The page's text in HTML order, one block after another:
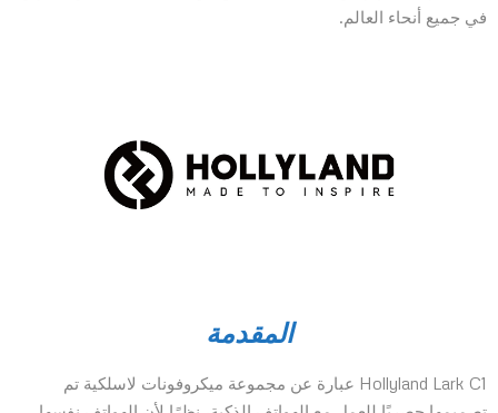
في جميع أنحاء العالم.
المقدمة
Hollyland Lark C1 عبارة عن مجموعة ميكروفونات لاسلكية تم